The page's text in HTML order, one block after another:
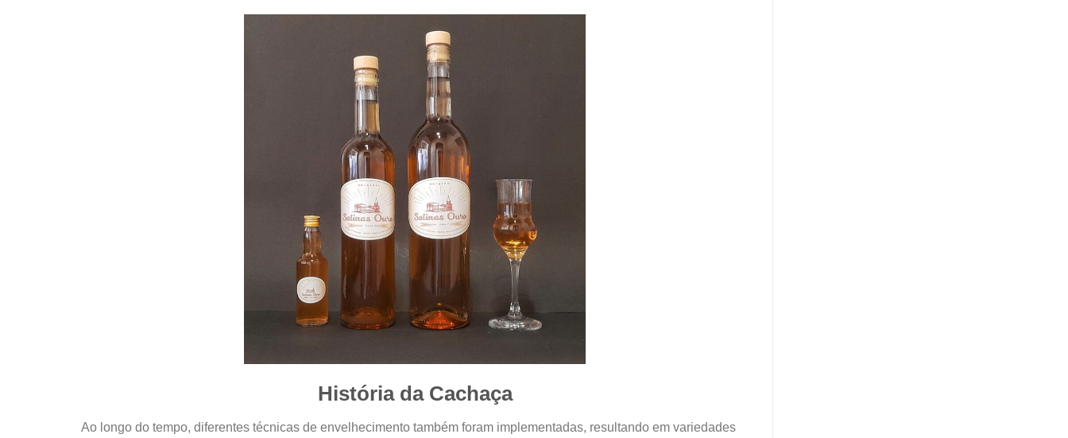
História da Cachaça
Ao longo do tempo, diferentes técnicas de envelhecimento também foram implementadas, resultando em variedades